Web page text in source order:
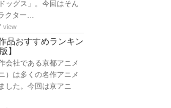
ッグス」。今回はそん
クター…
view
品おすすめランキン
】
会社である京都アニメ
）は多くの名作アニメ
した。今回は京アニ